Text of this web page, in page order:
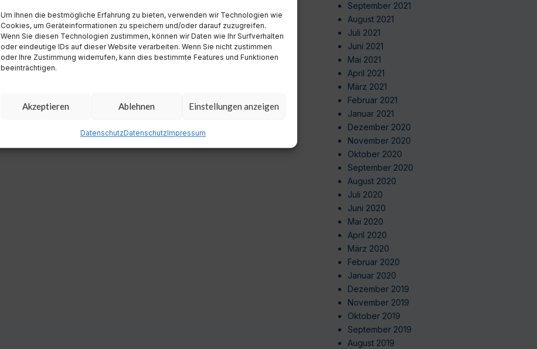
Um Ihnen die bestmögliche Erfahrung zu bieten, verwenden wir Technologien wie
Cookies, um Geräteinformationen zu speichern und/oder darauf zuzugreifen.
Wenn Sie diesen Technologien zustimmen, können wir Daten wie Ihr Surfverhalten
oder eindeutige IDs auf dieser Website verarbeiten. Wenn Sie nicht zustimmen
oder Ihre Zustimmung widerrufen, kann dies bestimmte Features und Funktionen
beeinträchtigen.
Akzeptieren Ablehnen Einstellungen anzeigen
DatenschutzDatenschutzImpressum
September 2021
August 2021
Juli 2021
Juni 2021
Mai 2021
April 2021
März 2021
Februar 2021
Januar 2021
Dezember 2020
November 2020
Oktober 2020
September 2020
August 2020
Juli 2020
Juni 2020
Mai 2020
April 2020
März 2020
Februar 2020
Januar 2020
Dezember 2019
November 2019
Oktober 2019
September 2019
August 2019